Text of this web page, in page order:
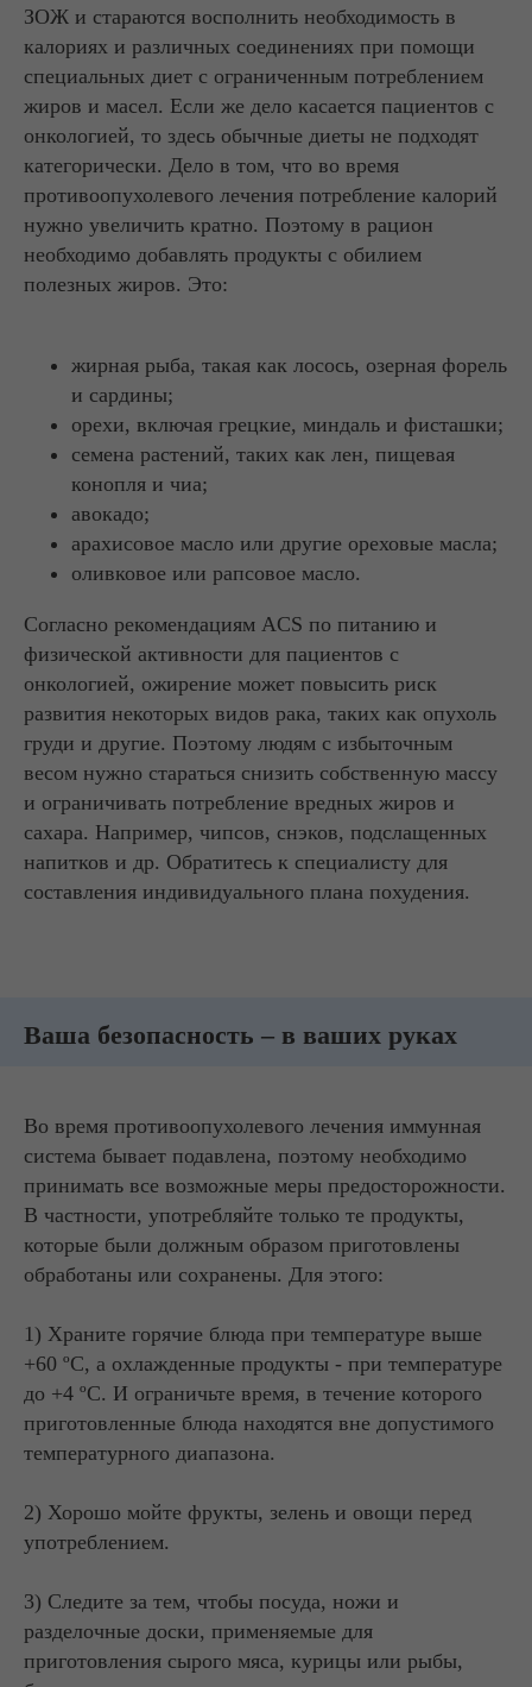
ЗОЖ и стараются восполнить необходимость в
калориях и различных соединениях при помощи
специальных диет с ограниченным потреблением
жиров и масел. Если же дело касается пациентов с
онкологией, то здесь обычные диеты не подходят
категорически. Дело в том, что во время
противоопухолевого лечения потребление калорий
нужно увеличить кратно. Поэтому в рацион
необходимо добавлять продукты с обилием
полезных жиров. Это:
жирная рыба, такая как лосось, озерная форель
и сардины;
орехи, включая грецкие, миндаль и фисташки;
семена растений, таких как лен, пищевая
конопля и чиа;
авокадо;
арахисовое масло или другие ореховые масла;
оливковое или рапсовое масло.
Согласно рекомендациям ACS по питанию и
физической активности для пациентов с
онкологией, ожирение может повысить риск
развития некоторых видов рака, таких как опухоль
груди и другие. Поэтому людям с избыточным
весом нужно стараться снизить собственную массу
и ограничивать потребление вредных жиров и
сахара. Например, чипсов, снэков, подслащенных
напитков и др. Обратитесь к специалисту для
составления индивидуального плана похудения.
Ваша безопасность – в ваших руках
Во время противоопухолевого лечения иммунная
система бывает подавлена, поэтому необходимо
принимать все возможные меры предосторожности.
В частности, употребляйте только те продукты,
которые были должным образом приготовлены
обработаны или сохранены. Для этого:
1) Храните горячие блюда при температуре выше
+60 ºС, а охлажденные продукты - при температуре
до +4 ºС. И ограничьте время, в течение которого
приготовленные блюда находятся вне допустимого
температурного диапазона.
2) Хорошо мойте фрукты, зелень и овощи перед
употреблением.
3) Следите за тем, чтобы посуда, ножи и
разделочные доски, применяемые для
приготовления сырого мяса, курицы или рыбы,